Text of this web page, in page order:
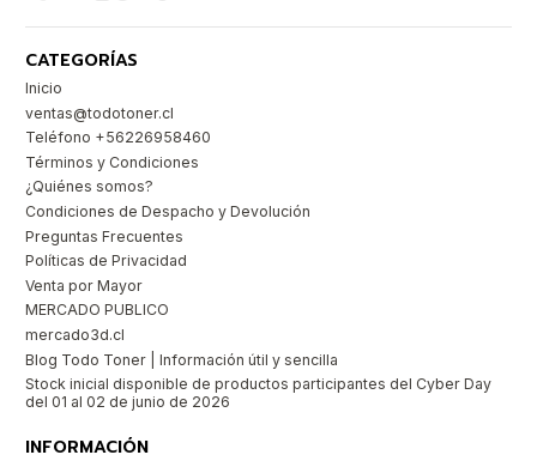
CATEGORÍAS
Inicio
ventas@todotoner.cl
Teléfono +56226958460
Términos y Condiciones
¿Quiénes somos?
Condiciones de Despacho y Devolución
Preguntas Frecuentes
Políticas de Privacidad
Venta por Mayor
MERCADO PUBLICO
mercado3d.cl
Blog Todo Toner | Información útil y sencilla
Stock inicial disponible de productos participantes del Cyber Day
del 01 al 02 de junio de 2026
INFORMACIÓN